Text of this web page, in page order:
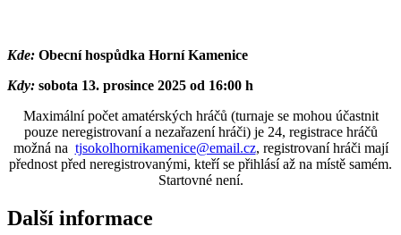
Kde: Obecní hospůdka Horní Kamenice
Kdy: sobota 13. prosince 2025 od 16:00 h
Maximální počet amatérských hráčů (turnaje se mohou účastnit
pouze neregistrovaní a nezařazení hráči) je 24, registrace hráčů
možná na tjsokolhornikamenice@email.cz, registrovaní hráči mají
přednost před neregistrovanými, kteří se přihlásí až na místě samém.
Startovné není.
Další informace